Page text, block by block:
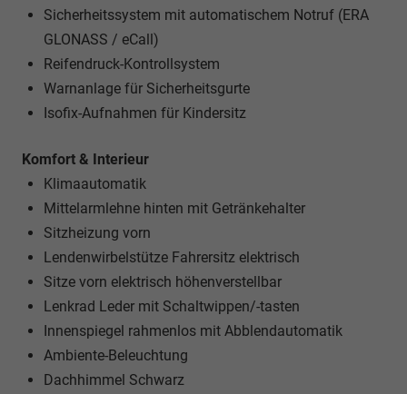
Sicherheitssystem mit automatischem Notruf (ERA
GLONASS / eCall)
Reifendruck-Kontrollsystem
Warnanlage für Sicherheitsgurte
Isofix-Aufnahmen für Kindersitz
Komfort & Interieur
Klimaautomatik
Mittelarmlehne hinten mit Getränkehalter
Sitzheizung vorn
Lendenwirbelstütze Fahrersitz elektrisch
Sitze vorn elektrisch höhenverstellbar
Lenkrad Leder mit Schaltwippen/-tasten
Innenspiegel rahmenlos mit Abblendautomatik
Ambiente-Beleuchtung
Dachhimmel Schwarz